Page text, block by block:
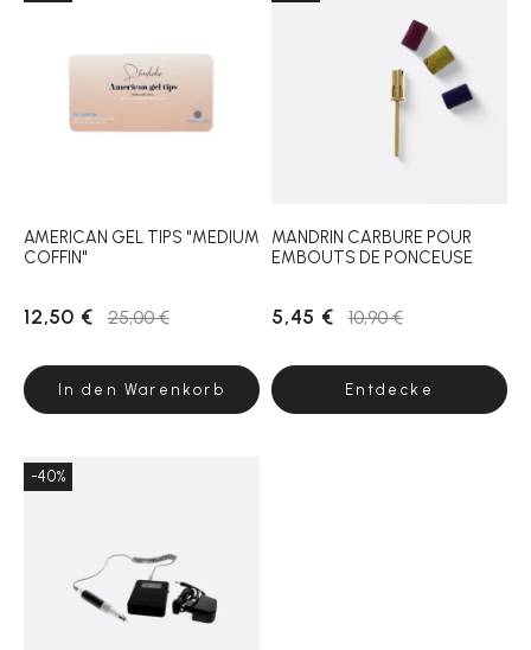
AMERICAN GEL TIPS "MEDIUM
COFFIN"
12,50 € 25,00 €
In den Warenkorb
MANDRIN CARBURE POUR
EMBOUTS DE PONCEUSE
5,45 € 10,90 €
Entdecke
-40%